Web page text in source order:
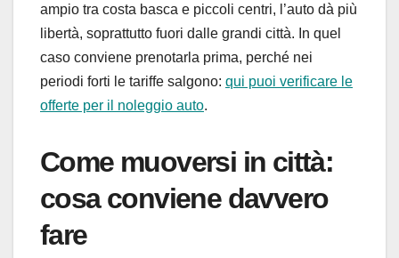
ampio tra costa basca e piccoli centri, l’auto dà più
libertà, soprattutto fuori dalle grandi città. In quel
caso conviene prenotarla prima, perché nei
periodi forti le tariffe salgono: qui puoi verificare le
offerte per il noleggio auto.
Come muoversi in città:
cosa conviene davvero
fare